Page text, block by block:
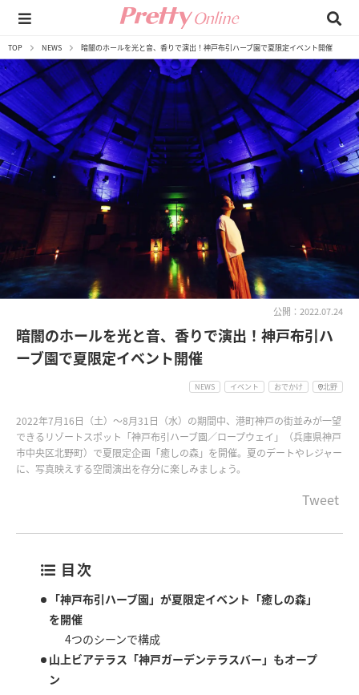
TOP NEWS 暗闇のホールを光と音、香りで演出！神戸布引ハーブ園で夏限定イベント開催
公開：2022.07.24
暗闇のホールを光と音、香りで演出！神戸布引ハ
ーブ園で夏限定イベント開催
NEWS イベント おでかけ 北野
2022年7月16日（土）～8月31日（水）の期間中、港町神戸の街並みが一望
できるリゾートスポット「神戸布引ハーブ園／ロープウェイ」（兵庫県神戸
市中央区北野町）で夏限定企画「癒しの森」を開催。夏のデートやレジャー
に、写真映えする空間演出を存分に楽しみましょう。
Tweet
目次
「神戸布引ハーブ園」が夏限定イベント「癒しの森」
を開催
4つのシーンで構成
山上ビアテラス「神戸ガーデンテラスバー」もオープ
ン